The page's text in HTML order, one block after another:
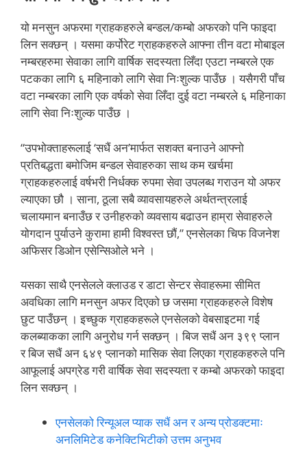
यो मनसुन अफरमा ग्राहकहरुले बन्डल/कम्बो अफरको पनि फाइदा
लिन सक्छन् । यसमा कर्पोरेट ग्राहकहरुले आफ्ना तीन वटा मोबाइल
नम्बरहरुमा सेवाका लागि वार्षिक सदस्यता लिँदा एउटा नम्बरले एक
पटकका लागि ६ महिनाको लागि सेवा निःशुल्क पाउँछ । यसैगरी पाँच
वटा नम्बरका लागि एक वर्षको सेवा लिँदा दुई वटा नम्बरले ६ महिनाका
लागि सेवा निःशुल्क पाउँछ ।
“उपभोक्ताहरूलाई ‘सधैं अन’मार्फत सशक्त बनाउने आफ्नो
प्रतिबद्धता बमोजिम बन्डल सेवाहरुका साथ कम खर्चमा
ग्राहकहरुलाई वर्षभरी निर्धक्क रुपमा सेवा उपलब्ध गराउन यो अफर
ल्याएका छौ । साना, ठूला सबै व्यावसायहरुले अर्थतन्त्रलाई
चलायमान बनाउँछ र उनीहरुको व्यवसाय बढाउन हाम्रा सेवाहरुले
योगदान पुर्याउने कुरामा हामी विश्वस्त छौं,” एनसेलका चिफ विजनेश
अफिसर डिओन एसेन्सिओले भने ।
यसका साथै एनसेलले क्लाउड र डाटा सेन्टर सेवाहरूमा सीमित
अवधिका लागि मनसुन अफर दिएको छ जसमा ग्राहकहरुले विशेष
छुट पाउँछन् । इच्छुक ग्राहकहरूले एनसेलको वेबसाइटमा गई
कलब्याकका लागि अनुरोध गर्न सक्छन् । बिज सधैं अन ३९९ प्लान
र बिज सधैं अन ६४९ प्लानको मासिक सेवा लिएका ग्राहकहरुले पनि
आफूलाई अपग्रेड गरी वार्षिक सेवा सदस्यता र कम्बो अफरको फाइदा
लिन सक्छन् ।
एनसेलको रिन्यूअल प्याक सधैं अन र अन्य प्रोडक्टमाः
अनलिमिटेड कनेक्टिभिटीको उत्तम अनुभव